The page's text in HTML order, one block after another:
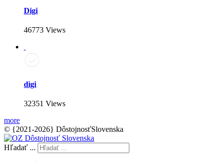
Digi
46773 Views
digi
32351 Views
more
© {2021-2026} DôstojnosťSlovenska
Hľadať ...